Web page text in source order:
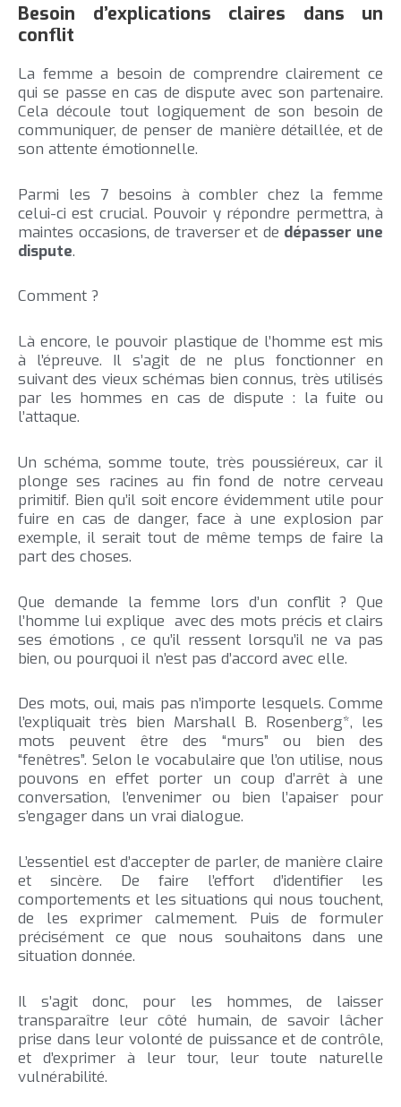
Besoin d’explications claires dans un
conflit
La femme a besoin de comprendre clairement ce
qui se passe en cas de dispute avec son partenaire.
Cela découle tout logiquement de son besoin de
communiquer, de penser de manière détaillée, et de
son attente émotionnelle.
Parmi les 7 besoins à combler chez la femme
celui-ci est crucial. Pouvoir y répondre permettra, à
maintes occasions, de traverser et de dépasser une
dispute.
Comment ?
Là encore, le pouvoir plastique de l’homme est mis
à l’épreuve. Il s’agit de ne plus fonctionner en
suivant des vieux schémas bien connus, très utilisés
par les hommes en cas de dispute : la fuite ou
l’attaque.
Un schéma, somme toute, très poussiéreux, car il
plonge ses racines au fin fond de notre cerveau
primitif. Bien qu’il soit encore évidemment utile pour
fuire en cas de danger, face à une explosion par
exemple, il serait tout de même temps de faire la
part des choses.
Que demande la femme lors d’un conflit ? Que
l’homme lui explique avec des mots précis et clairs
ses émotions , ce qu’il ressent lorsqu’il ne va pas
bien, ou pourquoi il n’est pas d’accord avec elle.
Des mots, oui, mais pas n’importe lesquels. Comme
l’expliquait très bien Marshall B. Rosenberg*, les
mots peuvent être des “murs” ou bien des
“fenêtres”. Selon le vocabulaire que l’on utilise, nous
pouvons en effet porter un coup d’arrêt à une
conversation, l’envenimer ou bien l’apaiser pour
s’engager dans un vrai dialogue.
L’essentiel est d’accepter de parler, de manière claire
et sincère. De faire l’effort d’identifier les
comportements et les situations qui nous touchent,
de les exprimer calmement. Puis de formuler
précisément ce que nous souhaitons dans une
situation donnée.
Il s’agit donc, pour les hommes, de laisser
transparaître leur côté humain, de savoir lâcher
prise dans leur volonté de puissance et de contrôle,
et d’exprimer à leur tour, leur toute naturelle
vulnérabilité.